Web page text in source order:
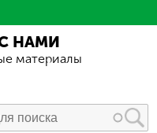
НАМИ
материалы